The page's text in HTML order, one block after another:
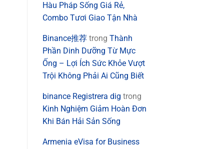
Hàu Pháp Sống Giá Rẻ,
Combo Tươi Giao Tận Nhà
Binance推荐trong Thành
Phần Dinh Dưỡng Từ Mực
Ống – Lợi Ích Sức Khỏe Vượt
Trội Không Phải Ai Cũng Biết
binance Registrera dig trong
Kinh Nghiệm Giảm Hoàn Đơn
Khi Bán Hải Sản Sống
Armenia eVisa for Business